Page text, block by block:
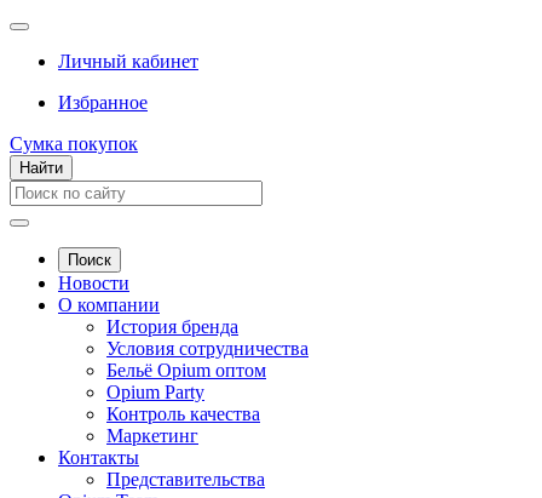
Личный кабинет
Избранное
Сумка покупок
Найти
Поиск
Новости
О компании
История бренда
Условия сотрудничества
Бельё Opium оптом
Opium Party
Контроль качества
Маркетинг
Контакты
Представительства